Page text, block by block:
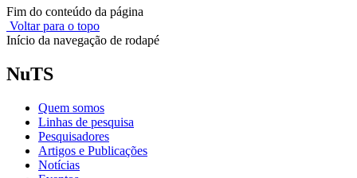
Fim do conteúdo da página
Voltar para o topo
Início da navegação de rodapé
NuTS
Quem somos
Linhas de pesquisa
Pesquisadores
Artigos e Publicações
Notícias